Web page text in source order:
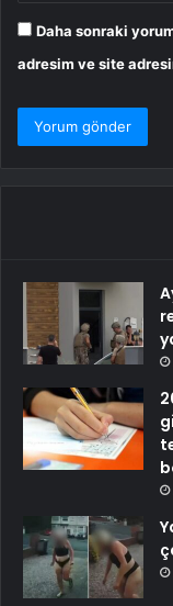
Daha sonraki
adresim ve site